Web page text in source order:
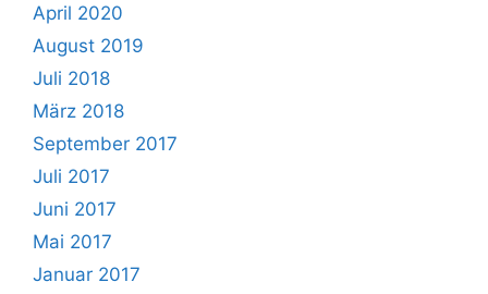
April 2020
August 2019
Juli 2018
März 2018
September 2017
Juli 2017
Juni 2017
Mai 2017
Januar 2017